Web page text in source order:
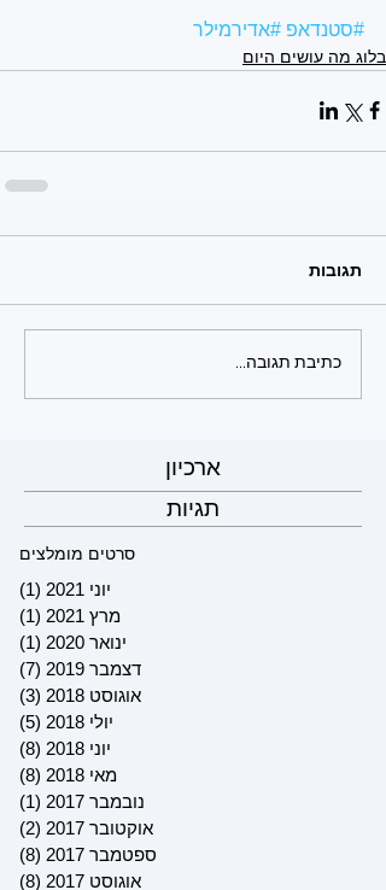
#סטנדאפ #אדירמילר
בלוג מה עושים היום
תגובות
כתיבת תגובה...
ארכיון
תגיות
סרטים מומלצים
יוני 2021 (1)
מרץ 2021
(1)
ינואר 2020
(1)
דצמבר 2019
(7)
אוגוסט 2018
(3)
יולי 2018
(5)
יוני 2018
(8)
מאי 2018
(8)
נובמבר 2017
(1)
אוקטובר 2017
(2)
ספטמבר 2017
(8)
אוגוסט 2017
(8)